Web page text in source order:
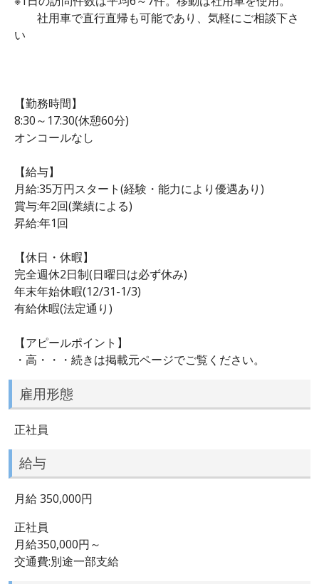
社用車で直行直帰も可能であり、気軽にご相談下さ
い
【勤務時間】
8:30～17:30(休憩60分)
オンコールなし
【給与】
月給:35万円スタート(経験・能力により優遇あり)
賞与:年2回(業績による)
昇給:年1回
【休日・休暇】
完全週休2日制(日曜日は必ず休み)
年末年始休暇(12/31-1/3)
有給休暇(法定通り)
【アピールポイント】
・高・・・続きは掲載元ページでご覧ください。
雇用形態
正社員
給与
月給 350,000円
正社員
月給350,000円～
交通費:別途一部支給